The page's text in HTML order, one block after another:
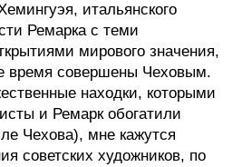
итальянского
Ремарка с теми
мирового значения,
время совершены Чеховым.
находки, которыми
и Ремарк обогатили
Чехова), мне кажутся
советских художников, по